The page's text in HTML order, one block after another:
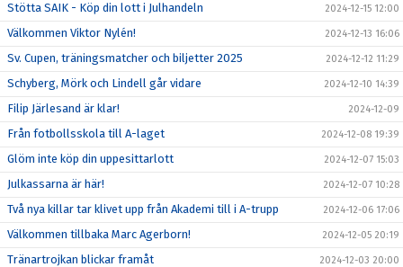
Stötta SAIK - Köp din lott i Julhandeln 2024-12-15 12:00
Välkommen Viktor Nylén! 2024-12-13 16:06
Sv. Cupen, träningsmatcher och biljetter 2025 2024-12-12 11:29
Schyberg, Mörk och Lindell går vidare 2024-12-10 14:39
Filip Järlesand är klar! 2024-12-09
Från fotbollsskola till A-laget 2024-12-08 19:39
Glöm inte köp din uppesittarlott 2024-12-07 15:03
Julkassarna är här! 2024-12-07 10:28
Två nya killar tar klivet upp från Akademi till i A-trupp 2024-12-06 17:06
Välkommen tillbaka Marc Agerborn! 2024-12-05 20:19
Tränartrojkan blickar framåt 2024-12-03 20:00